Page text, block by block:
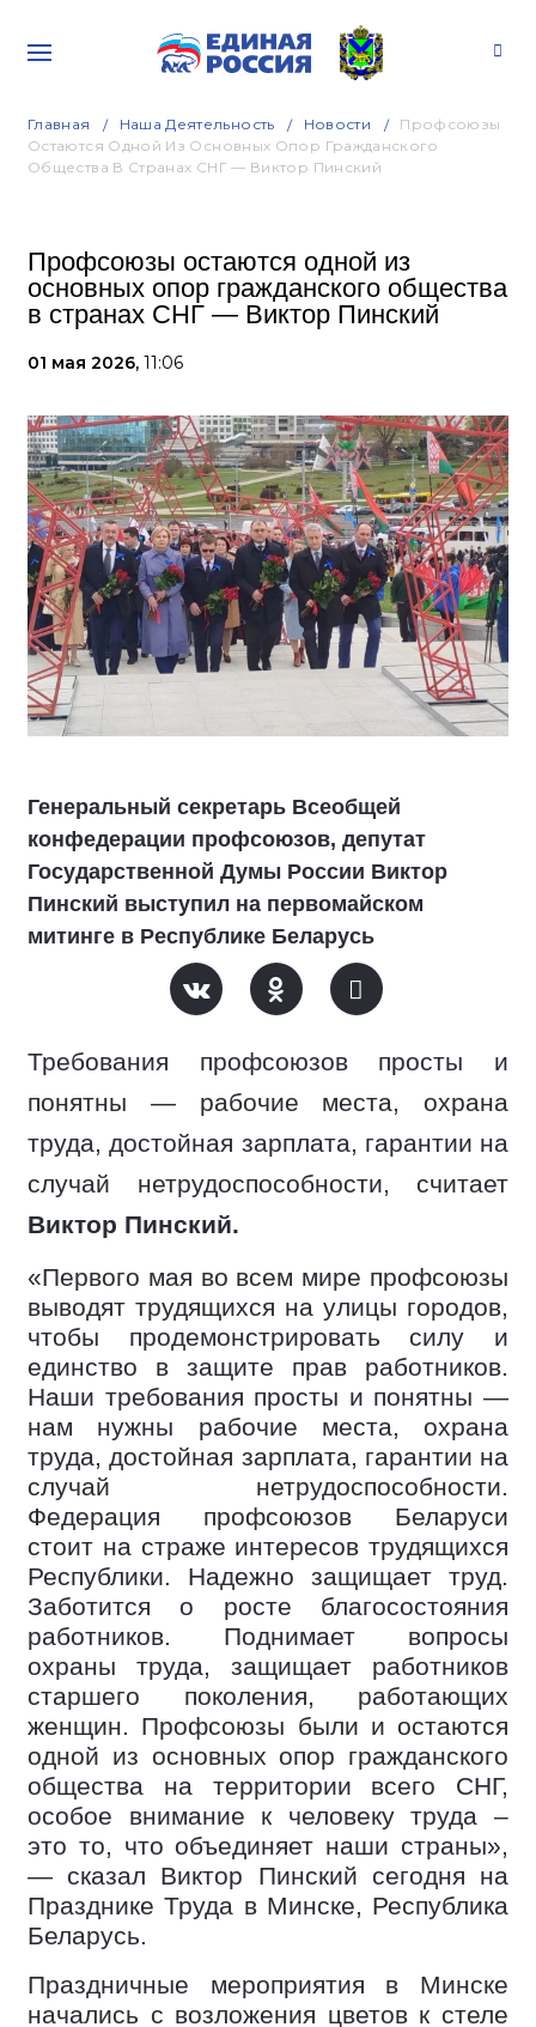
Главная Наша Деятельность Новости
Профсоюзы
Остаются Одной Из Основных Опор Гражданского
Общества В Странах СНГ — Виктор Пинский
Профсоюзы остаются одной из
основных опор гражданского общества
в странах СНГ — Виктор Пинский
01 мая 2026, 11:06
Генеральный секретарь Всеобщей
конфедерации профсоюзов, депутат
Государственной Думы России Виктор
Пинский выступил на первомайском
митинге в Республике Беларусь
Требования профсоюзов просты и
понятны — рабочие места, охрана
труда, достойная зарплата, гарантии на
случай нетрудоспособности, считает
Виктор Пинский.
«Первого мая во всем мире профсоюзы
выводят трудящихся на улицы городов,
чтобы продемонстрировать силу и
единство в защите прав работников.
Наши требования просты и понятны —
нам нужны рабочие места, охрана
труда, достойная зарплата, гарантии на
случай нетрудоспособности.
Федерация профсоюзов Беларуси
стоит на страже интересов трудящихся
Республики. Надежно защищает труд.
Заботится о росте благосостояния
работников. Поднимает вопросы
охраны труда, защищает работников
старшего поколения, работающих
женщин. Профсоюзы были и остаются
одной из основных опор гражданского
общества на территории всего СНГ,
особое внимание к человеку труда –
это то, что объединяет наши страны»,
— сказал Виктор Пинский сегодня на
Празднике Труда в Минске, Республика
Беларусь.
Праздничные мероприятия в Минске
начались с возложения цветов к стеле